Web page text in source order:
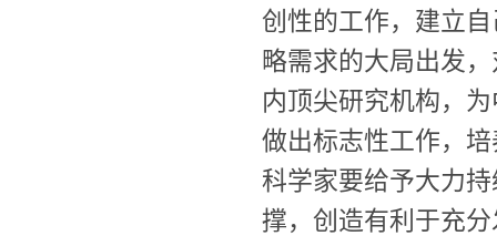
创性的工作，建立
略需求的大局出发
内顶尖研究机构，
做出标志性工作，
科学家要给予大力
撑，创造有利于充